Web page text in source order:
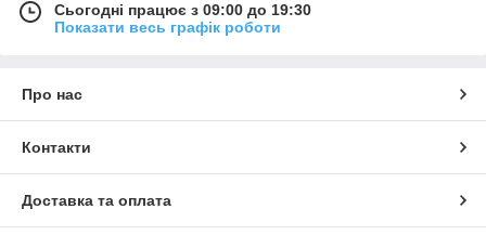
Сьогодні працює з 09:00 до 19:30
Показати весь графік роботи
Про нас
Контакти
Доставка та оплата